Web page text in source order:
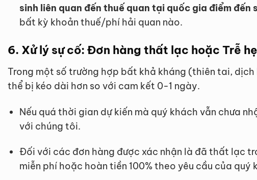
sinh liên quan đến thuế quan tại quốc gia điểm
bất kỳ khoản thuế/phí hải quan nào.
6. Xử lý sự cố: Đơn hàng thất lạc hoặc Trễ
Trong một số trường hợp bất khả kháng (thiên tai,
thể bị kéo dài hơn so với cam kết 0-1 ngày.
Nếu quá thời gian dự kiến mà quý khách vẫn chưa
với chúng tôi.
Đối với các đơn hàng được xác nhận là đã thất lạc
miễn phí hoặc hoàn tiền 100% theo yêu cầu của